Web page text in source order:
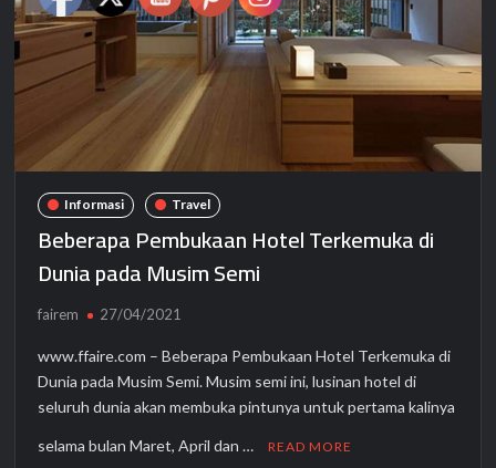
Informasi Travel
Beberapa Pembukaan Hotel Terkemuka di
Dunia pada Musim Semi
fairem 27/04/2021
www.ffaire.com – Beberapa Pembukaan Hotel Terkemuka di
Dunia pada Musim Semi. Musim semi ini, lusinan hotel di
seluruh dunia akan membuka pintunya untuk pertama kalinya
selama bulan Maret, April dan … READ MORE